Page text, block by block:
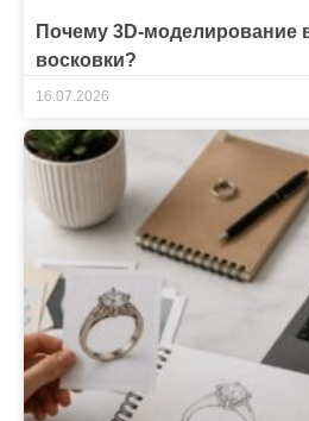
Почему 3D-моделирование
восковки?
16.07.2026